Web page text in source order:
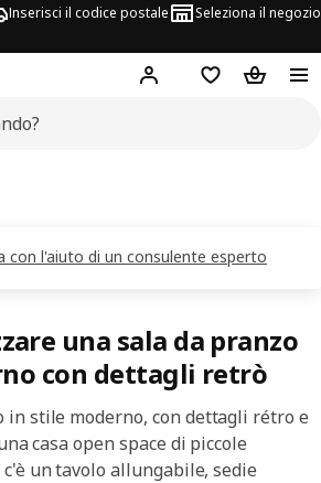
Inserisci il codice postale Seleziona il negozio
Hej! AccediLista deiCarrello
con l'aiuto di un consulente esperto
una sala da pranzo
con dettagli retrò
in stile moderno, con dettagli rétro e
casa open space di piccole
un tavolo allungabile, sedie